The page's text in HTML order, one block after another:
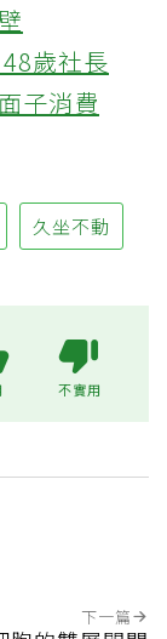
歲社長
子消費
久坐不動
不實用
下一篇